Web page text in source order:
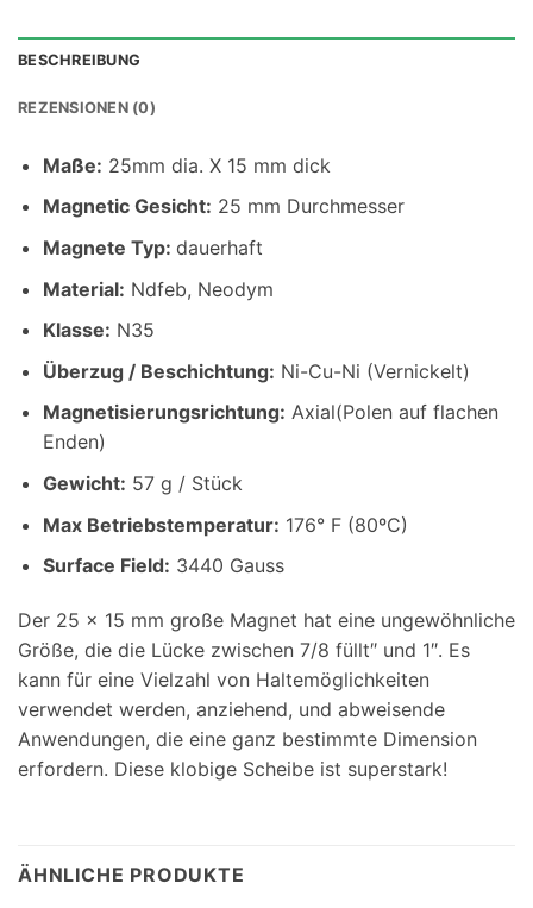
BESCHREIBUNG
REZENSIONEN (0)
Maße: 25mm dia. X 15 mm dick
Magnetic Gesicht: 25 mm Durchmesser
Magnete Typ: dauerhaft
Material: Ndfeb, Neodym
Klasse: N35
Überzug / Beschichtung: Ni-Cu-Ni (Vernickelt)
Magnetisierungsrichtung: Axial(Polen auf flachen
Enden)
Gewicht: 57 g / Stück
Max Betriebstemperatur: 176° F (80ºC)
Surface Field: 3440 Gauss
Der 25 x 15 mm große Magnet hat eine ungewöhnliche
Größe, die die Lücke zwischen 7/8 füllt″ und 1″. Es
kann für eine Vielzahl von Haltemöglichkeiten
verwendet werden, anziehend, und abweisende
Anwendungen, die eine ganz bestimmte Dimension
erfordern. Diese klobige Scheibe ist superstark!
ÄHNLICHE PRODUKTE